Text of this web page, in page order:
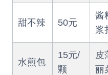
甜不辣 50元
酱
浆
水煎包
15元/
颗
皮
丽